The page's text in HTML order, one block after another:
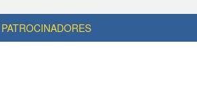
PATROCINADORES